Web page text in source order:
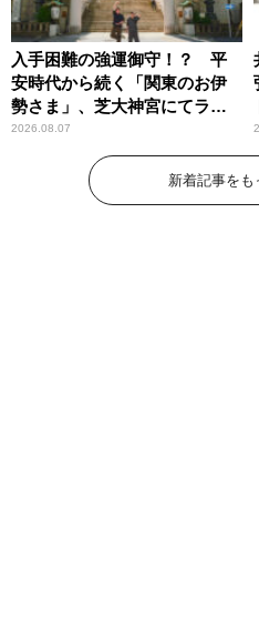
入手困難の強運御守！？ 平
安時代から続く「関東のお伊
勢さま」、芝大神宮にてラン
パンプスが合格祈願！
2026.08.07
新着記事をも